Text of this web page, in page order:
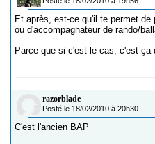
Et après, est-ce qu'il te permet
ou d'accompagnateur de rando/
Parce que si c'est le cas, c'est ça
razorblade
Posté le 18/02/2010 à 20h30
C'est l'ancien BAP